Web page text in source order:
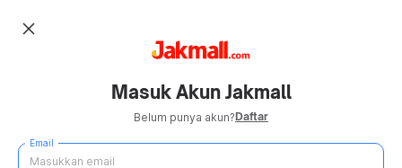
close
Masuk Akun Jakmall
Belum punya akun?Daftar
Email